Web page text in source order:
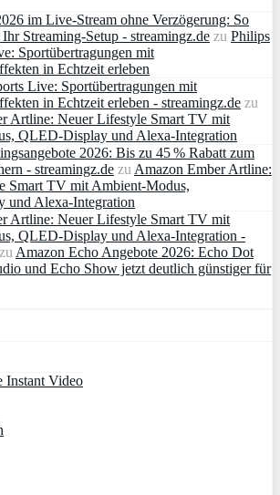
im Live-Stream ohne Verzögerung: So
Streaming-Setup - streamingz.de zu Philips
Sportübertragungen mit
in Echtzeit erleben
Live: Sportübertragungen mit
in Echtzeit erleben - streamingz.de zu
Artline: Neuer Lifestyle Smart TV mit
QLED‑Display und Alexa‑Integration
2026: Bis zu 45 % Rabatt zum
- streamingz.de zu Amazon Ember Artline:
Smart TV mit Ambient‑Modus,
und Alexa‑Integration
Artline: Neuer Lifestyle Smart TV mit
QLED‑Display und Alexa‑Integration -
zu Amazon Echo Angebote 2026: Echo Dot
und Echo Show jetzt deutlich günstiger für
Instant Video